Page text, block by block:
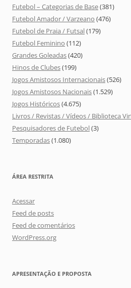
Futebol – Categorias de Base(381)
Futebol Amador / Varzeano (476)
Futebol de Praia / Futsal(179)
Futebol Feminino (112)
Grandes Goleadas(420)
Hinos de Clubes(199)
Jogos Amistosos Internacionais(526)
Jogos Amistosos Nacionais(1.529)
Jogos Históricos(4.675)
Livros / Revistas / Vídeos / Biblioteca
Pesquisadores de Futebol(3)
Temporadas(1.080)
ÁREA RESTRITA
Acessar
Feed de posts
Feed de comentários
WordPress.org
APRESENTAÇÃO E PROPOSTA